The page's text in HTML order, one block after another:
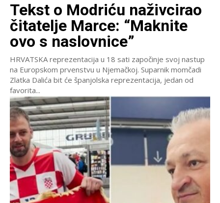
Tekst o Modriću naživcirao
čitatelje Marce: “Maknite
ovo s naslovnice”
HRVATSKA reprezentacija u 18 sati započinje svoj nastup
na Europskom prvenstvu u Njemačkoj. Suparnik momčadi
Zlatka Dalića bit će španjolska reprezentacija, jedan od
favorita...